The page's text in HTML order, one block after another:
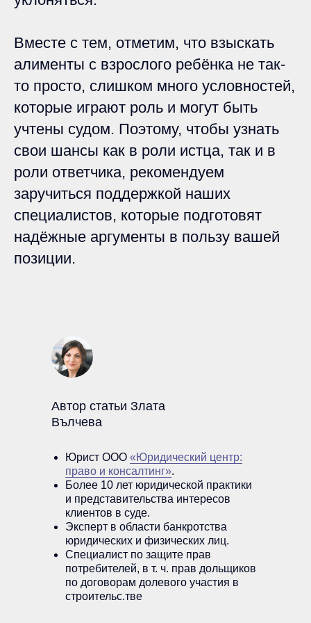
Вместе с тем, отметим, что взыскать
алименты с взрослого ребёнка не так-
то просто, слишком много условностей,
которые играют роль и могут быть
учтены судом. Поэтому, чтобы узнать
свои шансы как в роли истца, так и в
роли ответчика, рекомендуем
заручиться поддержкой наших
специалистов, которые подготовят
надёжные аргументы в пользу вашей
позиции.
Автор статьи Злата
Вълчева
Юрист ООО «Юридический центр:
право и консалтинг».
Более 10 лет юридической практики
и представительства интересов
клиентов в суде.
Эксперт в области банкротства
юридических и физических лиц.
Специалист по защите прав
потребителей, в т. ч. прав дольщиков
по договорам долевого участия в
строительс.тве
Свяжитесь с юристами
для первой консультации
+7 (977) 192-07-70